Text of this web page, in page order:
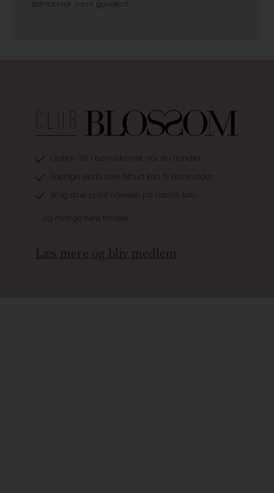
tøjmærker samt gavekort.
Optjen 3% i bonuskroner når du handler
Særlige, eksklusive tilbud kun til klubkunder
Brug dine point allerede på næste køb
.... og mange flere fordele
Læs mere og bliv medlem